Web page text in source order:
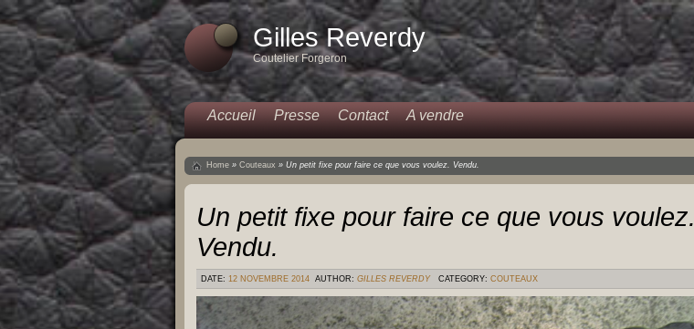
Gilles Reverdy
Coutelier Forgeron
Accueil Presse Contact A vendre
Home » Couteaux » Un petit fixe pour faire ce que vous voulez. Vendu.
Un petit fixe pour faire ce que vous voulez.
Vendu.
DATE: 12 NOVEMBRE 2014 AUTHOR: GILLES REVERDY CATEGORY: COUTEAUX